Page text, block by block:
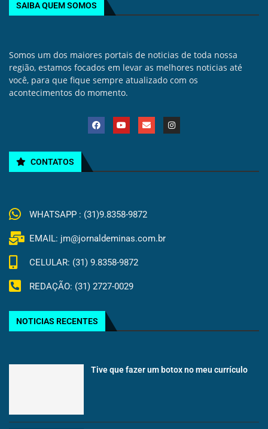
SAIBA QUEM SOMOS
Somos um dos maiores portais de noticias de toda nossa
região, estamos focados em levar as melhores noticias até
você, para que fique sempre atualizado com os
acontecimentos do momento.
CONTATOS
WHATSAPP : (31)9.8358-9872
EMAIL: jm@jornaldeminas.com.br
CELULAR: (31) 9.8358-9872
REDAÇÃO: (31) 2727-0029
NOTICIAS RECENTES
Tive que fazer um botox no meu currículo